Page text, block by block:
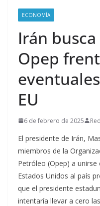
ECONOMÍA
Irán
Opep
EU
6 de febrero de 2025
El presidente de Irán,
miembros de la
Petróleo (Opep) a
Estados Unidos al país
que el presidente
intentaría llevar a cero